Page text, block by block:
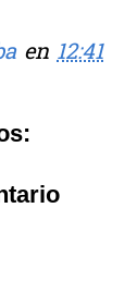
en 12:41